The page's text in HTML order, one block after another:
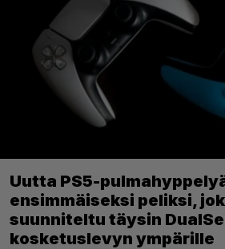
Uutta PS5-
ensimmäiseksi peliksi,
suunniteltu täysin
kosketuslevyn ympärille